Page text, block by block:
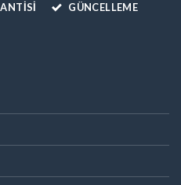
GÜNCELLEME